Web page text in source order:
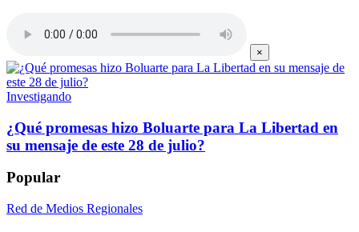
×
Investigando
¿Qué promesas hizo Boluarte para La Libertad en
su mensaje de este 28 de julio?
Popular
Red de Medios Regionales